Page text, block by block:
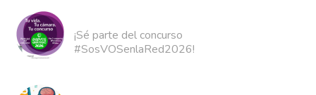
¡Sé parte del concurso
#SosVOSenlaRed2026!